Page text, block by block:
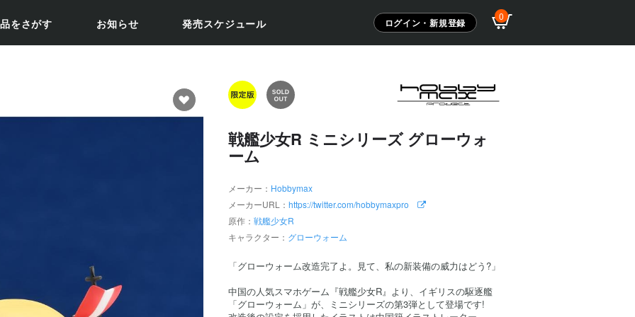
をさがす お知らせ 発売スケジュール ログイン・新規登録
0
戦艦少女R ミニシリーズ グローウォ
ーム
メーカー： Hobbymax
メーカーURL：https://twitter.com/hobbymaxpro
原作：戦艦少女R
キャラクター： グローウォーム
「グローウォーム改造完了よ。見て、私の新装備の威力はどう?」
中国の人気スマホゲーム『戦艦少女R』より、イギリスの駆逐艦
「グローウォーム」が、ミニシリーズの第3弾として登場です!